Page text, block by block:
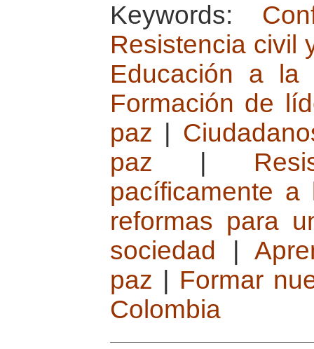
Keywords:
Resistencia civil
Educación a la
Formación de
paz
paz
pacíficamente a
reformas para
sociedad
|
paz
Formar
Colombia